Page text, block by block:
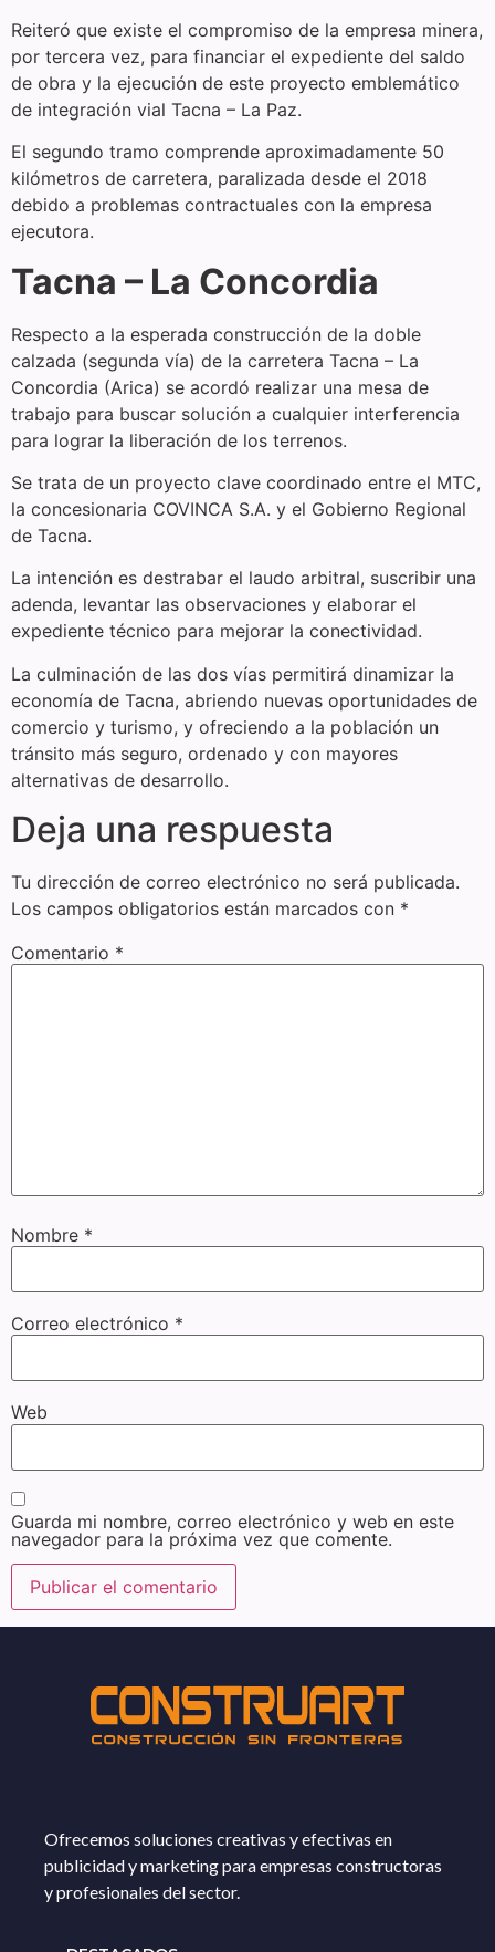
Reiteró que existe el compromiso de la empresa minera,
por tercera vez, para financiar el expediente del saldo
de obra y la ejecución de este proyecto emblemático
de integración vial Tacna – La Paz.
El segundo tramo comprende aproximadamente 50
kilómetros de carretera, paralizada desde el 2018
debido a problemas contractuales con la empresa
ejecutora.
Tacna – La Concordia
Respecto a la esperada construcción de la doble
calzada (segunda vía) de la carretera Tacna – La
Concordia (Arica) se acordó realizar una mesa de
trabajo para buscar solución a cualquier interferencia
para lograr la liberación de los terrenos.
Se trata de un proyecto clave coordinado entre el MTC,
la concesionaria COVINCA S.A. y el Gobierno Regional
de Tacna.
La intención es destrabar el laudo arbitral, suscribir una
adenda, levantar las observaciones y elaborar el
expediente técnico para mejorar la conectividad.
La culminación de las dos vías permitirá dinamizar la
economía de Tacna, abriendo nuevas oportunidades de
comercio y turismo, y ofreciendo a la población un
tránsito más seguro, ordenado y con mayores
alternativas de desarrollo.
Deja una respuesta
Tu dirección de correo electrónico no será publicada.
Los campos obligatorios están marcados con *
Comentario *
Nombre *
Correo electrónico *
Web
Guarda mi nombre, correo electrónico y web en este
navegador para la próxima vez que comente.
Ofrecemos soluciones creativas y efectivas en
publicidad y marketing para empresas constructoras
y profesionales del sector.